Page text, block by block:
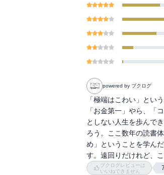
「美意識」を鍛える必
「ホリエモンリアルタ
＝NewsPicks／橋下徹
インタビュー１ 着々と
第五章 文化を侵食す
「ファスト映画」と「
「ネオリベ」／利用さ
第六章 ファスト教養
ファスト教養をのぞく
考に必要なノイズ／「
powered by ブクログ
「極端はこわい」とい
「お金第一」やら、「
としない人生を歩んで
ろう。ここ数年の読書
め」ということを学ん
す。遠回りだけれど、
ブクログレビューは
いいねできません